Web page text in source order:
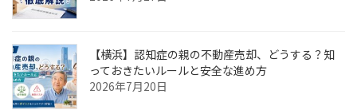
【横浜】認知症の親の不動産売却、どうする？知
っておきたいルールと安全な進め方
2026年7月20日